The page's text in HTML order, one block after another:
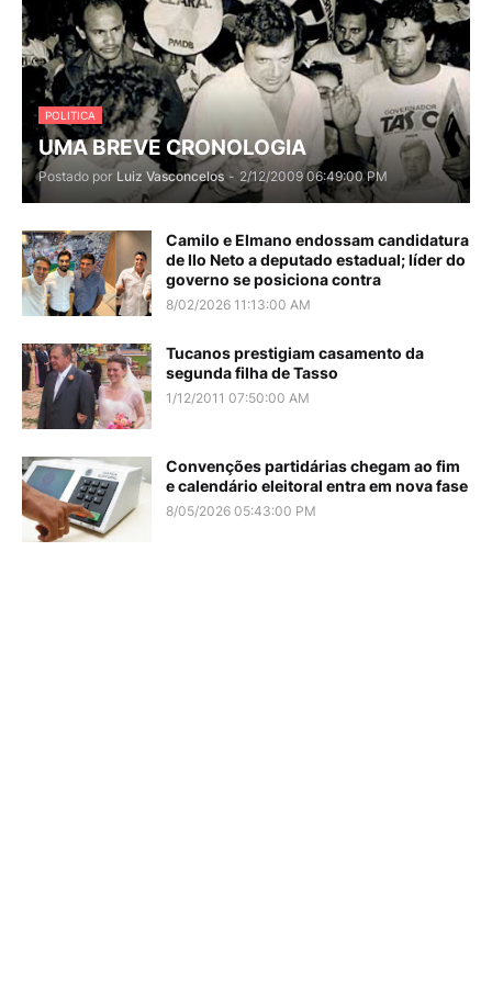
POLITICA
UMA BREVE CRONOLOGIA
Postado por Luiz Vasconcelos - 2/12/2009 06:49:00 PM
Camilo e Elmano endossam candidatura
de Ilo Neto a deputado estadual; líder do
governo se posiciona contra
8/02/2026 11:13:00 AM
Tucanos prestigiam casamento da
segunda filha de Tasso
1/12/2011 07:50:00 AM
Convenções partidárias chegam ao fim
e calendário eleitoral entra em nova fase
8/05/2026 05:43:00 PM